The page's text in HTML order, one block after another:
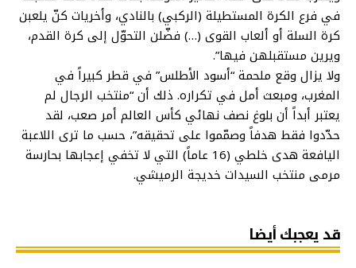
في فرع الكرة المستطيلة (الركبي) بالنادي، وأخريات كنّ يلعبن
كرة السلة أو ألعاب القوى (…) فضّلن التحوّل إلى كرة القدم،
ويرين مستقبلهن فيها”.
ولا يزال وقع ملحمة “أسود الأطلس” في قطر كبيراً في
المغرب، ومبعث أمل في تكراره. ذلك أن “منتخب الرجال لم
يعتبر أبداً أن بلوغ نصف نهائي كأس العالم أمر صعب، لقد
حدّدوا فقط هدفاً وصمّموا على تحقيقه”، حسب ما ترى اللاعبة
اليافعة هدى خلطي (16 عاماً) التي لا تخفي إعجابها بحارسة
مرمى منتخب السيدات خديجة الرميشي.
قد يعجبك أيضا